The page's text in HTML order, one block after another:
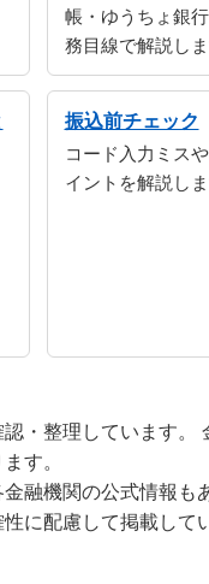
帳・ゆうちょ銀
務目線で解説しま
振込前チェック
コード入力ミス
イントを解説しま
・整理しています。
す。
融機関の公式情報も
に配慮して掲載して